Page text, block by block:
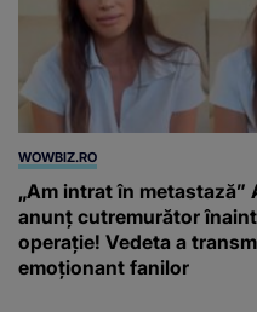
WOWBIZ.RO
„Am intrat în metastază”
anunț cutremurător
operație! Vedeta a
emoționant fanilor